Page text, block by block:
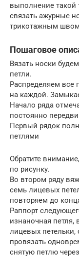
выполнение такой
связать ажурные
трикотажным
Пошаговое
Вязать носки
петли.
Распределяем все
на каждой.
Начало ряда
постоянно
Первый рядок
петлями
Обратите
по рисунку.
Во втором ряду
семь лицевых
повторяем до
Раппорт
изнаночная петля,
лицевых
провязать
снятую петлю